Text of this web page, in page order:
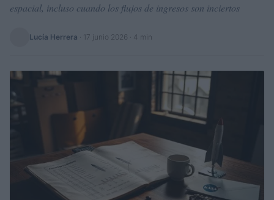
espacial, incluso cuando los flujos de ingresos son inciertos
Lucía Herrera 17 junio 2026 · 4 min